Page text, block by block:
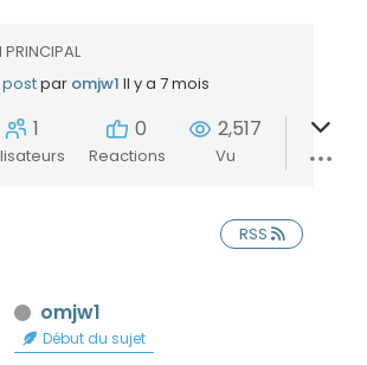
PRINCIPAL
par omjw1 Il y a 7 mois
1 0
Reactions
2,517
Vu
RSS
omjw1
Début du sujet